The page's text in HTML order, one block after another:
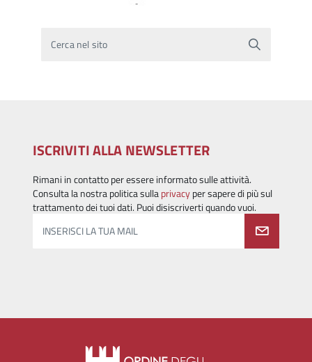
Cerca nel sito
ISCRIVITI ALLA NEWSLETTER
Rimani in contatto per essere informato sulle attività.
Consulta la nostra politica sullaprivacyper sapere di più sul
trattamento dei tuoi dati. Puoi disiscriverti quando vuoi.
INSERISCI LA TUA MAIL